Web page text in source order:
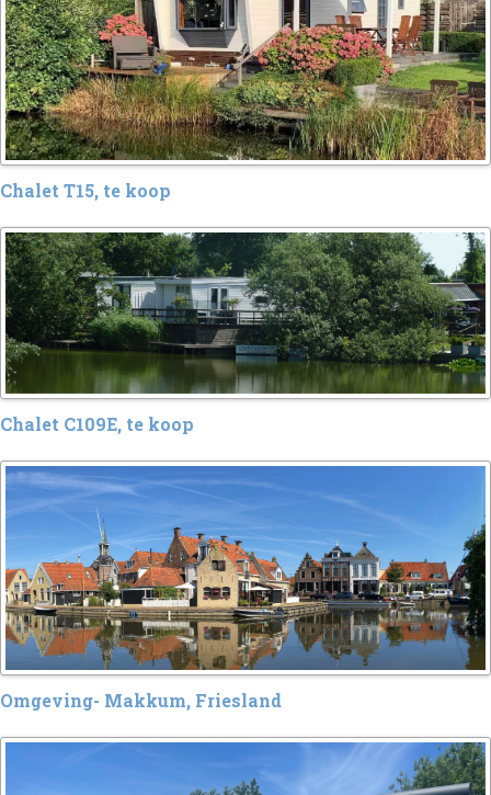
Chalet T15, te koop
Chalet C109E, te koop
Omgeving- Makkum, Friesland